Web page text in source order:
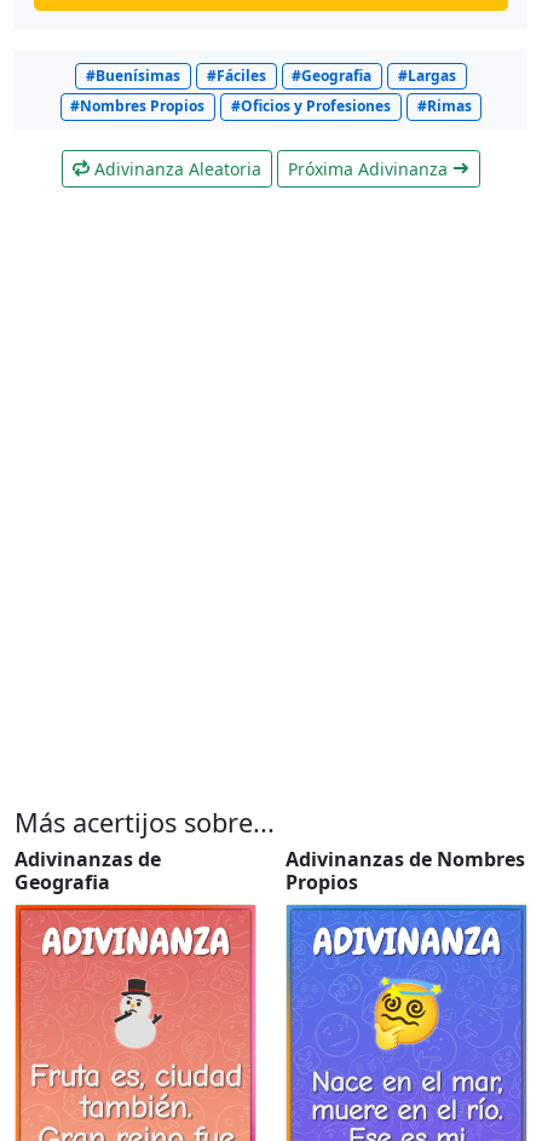
#Buenísimas #Fáciles #Geografia
#Largas
#Nombres Propios
#Oficios y Profesiones #Rimas
Adivinanza Aleatoria Próxima Adivinanza
Más acertijos sobre...
Adivinanzas de
Geografia
Adivinanzas de Nombres
Propios